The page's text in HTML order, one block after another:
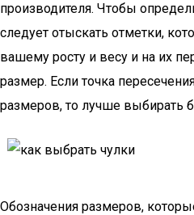
производителя. Чтобы
следует отыскать отметки,
вашему росту и весу и на их
размер. Если точка
размеров, то лучше выбирать
Обозначения размеров,